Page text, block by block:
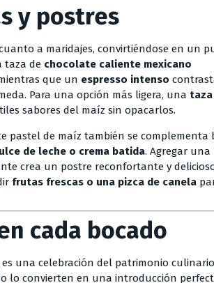
y postres
a maridajes, convirtiéndose en un
taza de chocolate caliente mexicano
que un espresso intenso
Para una opción más ligera, una
sabores del maíz sin opacarlos.
pastel de maíz también se complementa
de leche o crema batida. Agregar
crea un postre reconfortante y
frutas frescas o una pizca de canela
cada bocado
una celebración del patrimonio culinario
lo convierten en una introducción